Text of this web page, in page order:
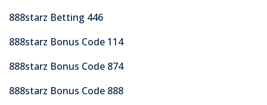
888starz Betting 446
888starz Bonus Code 114
888starz Bonus Code 874
888starz Bonus Code 888